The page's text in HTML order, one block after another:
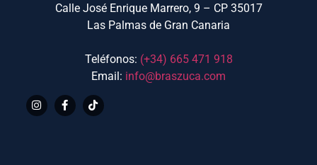
Calle José Enrique Marrero, 9 – CP 35017
Las Palmas de Gran Canaria
Teléfonos: (+34) 665 471 918
Email: info@braszuca.com